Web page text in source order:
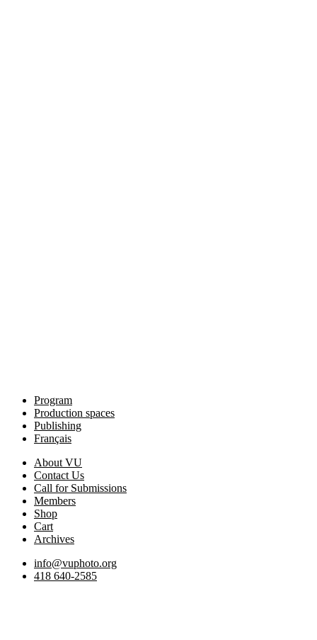
Program
Production spaces
Publishing
Français
About VU
Contact Us
Call for Submissions
Members
Shop
Cart
Archives
info@vuphoto.org
418 640-2585